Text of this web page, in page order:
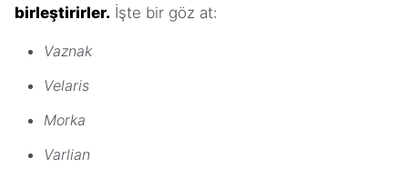
birleştirirler. İşte bir göz at:
Vaznak
Velaris
Morka
Varlian